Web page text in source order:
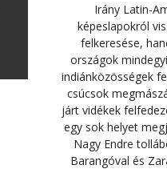
Irány Latin-
képeslapokról
felkeresése,
országok
indiánközösségek
csúcsok
járt vidékek
egy sok helyet
Nagy Endre
Barangóval és